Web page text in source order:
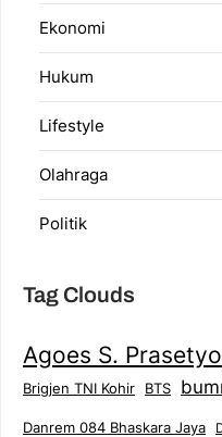
Ekonomi
Hukum
Lifestyle
Olahraga
Politik
Tag Clouds
Agoes S. Prasetyo
Brigjen TNI Kohir BTS
Danrem 084 Bhaskara Jaya